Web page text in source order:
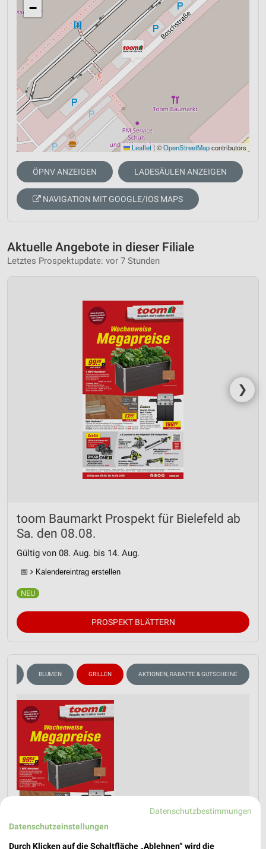
−
Leaflet|©OpenStreetMapcontributors
ÖPNV ANZEIGEN LADESÄULEN ANZEIGEN
NAVIGATION MIT GOOGLE/IOS MAPS
Aktuelle Angebote in dieser Filiale
Letztes Prospektupdate: vor 7 Stunden
❯
toom Baumarkt Prospekt für Bielefeld ab
Sa. den 08.08.
Gültig von 08. Aug. bis 14. Aug.
📅 Kalendereintrag erstellen
PROSPEKT BLÄTTERN
BLUMEN GRILLEN AKTIONEN, RABATTE & GUTSCHEINE
Datenschutzbestimmungen
Datenschutzeinstellungen
Durch Klicken auf die Schaltfläche „Ablehnen“ wird die